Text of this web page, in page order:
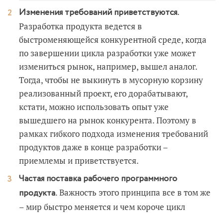
Изменения требований приветствуются.
Разработка продукта ведется в
быстроменяющейся конкурентной среде, когда
по завершении цикла разработки уже может
измениться рынок, например, вышел аналог.
Тогда, чтобы не выкинуть в мусорную корзину
реализованный проект, его дорабатывают,
кстати, можно использовать опыт уже
вышедшего на рынок конкурента. Поэтому в
рамках гибкого подхода изменения требований
продуктов даже в конце разработки –
приемлемы и приветствуется.
Частая поставка рабочего программного
продукта. Важность этого принципа все в том же
– мир быстро меняется и чем короче цикл